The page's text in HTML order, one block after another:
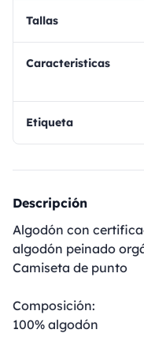
Tallas
Caracteristicas
Etiqueta
Descripción
Algodón con
algodón peinado
Camiseta de punto
Composición:
100% algodón